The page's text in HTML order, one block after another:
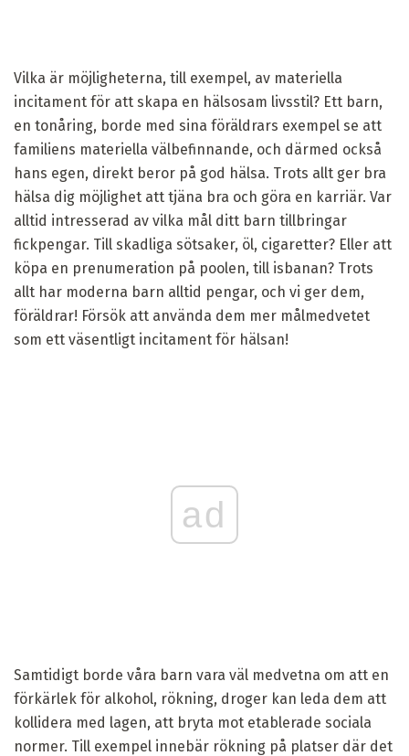
Vilka är möjligheterna, till exempel, av materiella
incitament för att skapa en hälsosam livsstil? Ett barn,
en tonåring, borde med sina föräldrars exempel se att
familiens materiella välbefinnande, och därmed också
hans egen, direkt beror på god hälsa. Trots allt ger bra
hälsa dig möjlighet att tjäna bra och göra en karriär. Var
alltid intresserad av vilka mål ditt barn tillbringar
fickpengar. Till skadliga sötsaker, öl, cigaretter? Eller att
köpa en prenumeration på poolen, till isbanan? Trots
allt har moderna barn alltid pengar, och vi ger dem,
föräldrar! Försök att använda dem mer målmedvetet
som ett väsentligt incitament för hälsan!
ad
Samtidigt borde våra barn vara väl medvetna om att en
förkärlek för alkohol, rökning, droger kan leda dem att
kollidera med lagen, att bryta mot etablerade sociala
normer. Till exempel innebär rökning på platser där det